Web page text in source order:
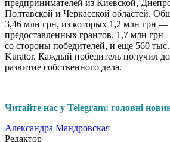
предпринимателей из Киевской,
Полтавской и Черкасской областей.
3,46 млн грн, из которых 1,2 млн грн —
предоставленных грантов, 1,7 млн
со стороны победителей, и еще 560
Kurator. Каждый победитель получил
развитие собственного дела.
Читайте нас у Telegram: головні
Александра Мандровская
Редактор